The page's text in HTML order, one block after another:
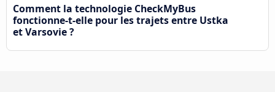
Comment la technologie CheckMyBus
fonctionne-t-elle pour les trajets entre Ustka
et Varsovie ?